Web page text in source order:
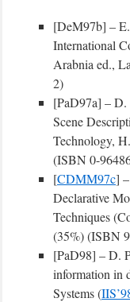
[DeM97b] –
International
Arabnia ed.,
2)
[PaD97a] –
Scene
Technology,
(ISBN 0-
[CDMM97c]
Declarative
Techniques
(35%) (ISBN
[PaD98] – D.
information in
Systems (